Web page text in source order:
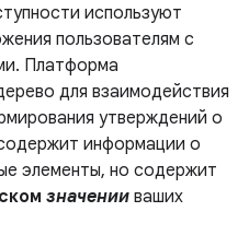
используют
пользователям с
Платформа
для взаимодействия
утверждений о
информации о
элементы, но содержит
значении ваших